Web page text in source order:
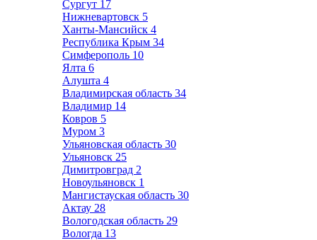
Сургут 17
Нижневартовск 5
Ханты-Мансийск 4
Республика Крым 34
Симферополь 10
Ялта 6
Алушта 4
Владимирская область 34
Владимир 14
Ковров 5
Муром 3
Ульяновская область 30
Ульяновск 25
Димитровград 2
Новоульяновск 1
Мангистауская область 30
Актау 28
Вологодская область 29
Вологда 13